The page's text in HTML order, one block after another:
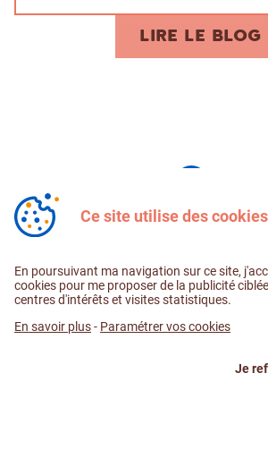
LIRE LE BLOG
N'oubliez pas de consulter nosconditions
politique de confidentialité
Accessibilité : Partiellement
Ce site utilise des cookies
En poursuivant ma navigation sur ce site,
cookies pour me proposer de la publicité
centres d'intérêts et visites statistiques.
En savoir plus- Paramétrer vos cookies
Je